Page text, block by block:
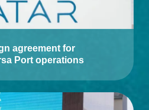
agreement for
Port operations